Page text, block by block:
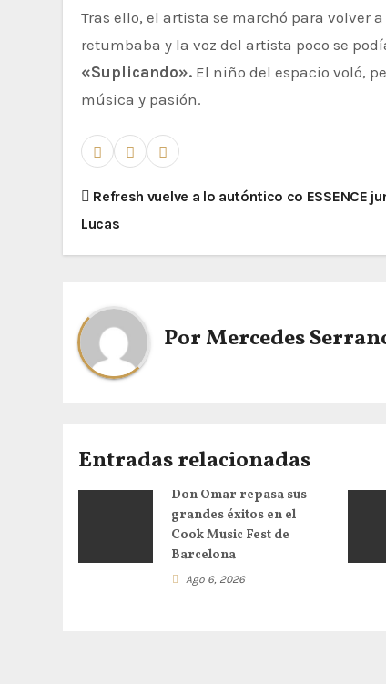
Tras ello, el artista se marchó para volver
retumbaba y la voz del artista poco se
«Suplicando». El niño del espacio voló,
música y pasión.
N
a
e
g
a
i
ó
d
Refresh vuelve a lo autóntico co ESSENCE
Lucas
PorMercedes
Entradas relacionadas
Don Omar repasa sus
grandes éxitos en el
Cook Music Fest de
Barcelona
Ago 6, 2026